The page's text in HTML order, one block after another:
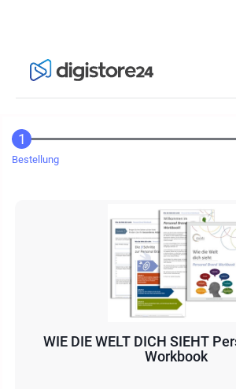
Bestellung
WIE DIE WELT DICH SIEHT
Workbook